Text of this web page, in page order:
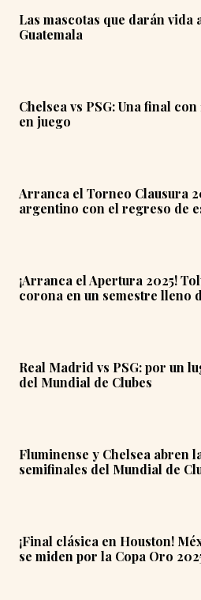
Las mascotas que darán vida
Guatemala
Chelsea vs PSG: Una final
en juego
Arranca el Torneo Clausura
argentino con el regreso de
¡Arranca el Apertura 2025!
corona en un semestre lleno
Real Madrid vs PSG: por un
del Mundial de Clubes
Fluminense y Chelsea abren
semifinales del Mundial de
¡Final clásica en Houston!
se miden por la Copa Oro